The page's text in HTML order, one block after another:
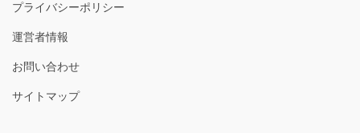
プライバシーポリシー
運営者情報
お問い合わせ
サイトマップ